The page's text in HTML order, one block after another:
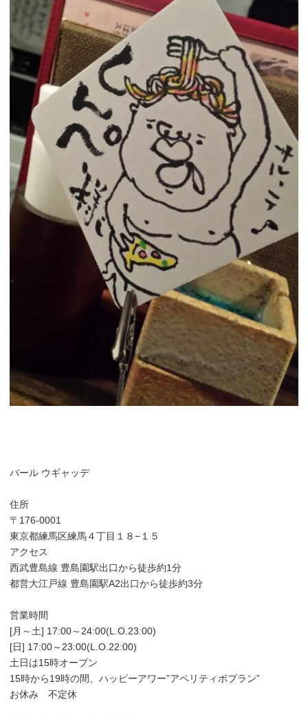
バール ウギャッデ
住所
〒176-0001
東京都練馬区練馬４丁目１８−１５
アクセス
西武豊島線 豊島園駅出口から徒歩約1分
都営大江戸線 豊島園駅A2出口から徒歩約3分
営業時間
[月～土] 17:00～24:00(L.O.23:00)
[日] 17:00～23:00(L.O.22:00)
土日は15時オープン
15時から19時の間、ハッピーアワー”アペリティボプラン”
お休み 不定休